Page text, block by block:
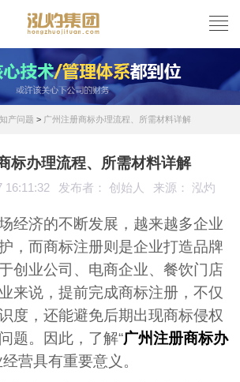
产问题 > 广州注册商标办理流程、所需材料详解
标办理流程、所需材料详解
16:11:32 发布者： 创始人 来源： 泓灼
经济的不断发展，越来越多企业
，而商标注册则是企业打造品牌
创业公司、电商企业、餐饮门店
来说，提前完成商标注册，不仅
度，还能避免后期出现商标侵权
题。因此，了解“广州注册商标办
营具有重要意义。